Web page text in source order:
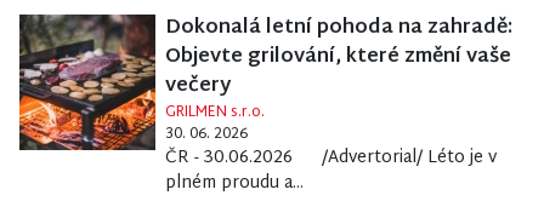
Dokonalá letní pohoda na zahradě:
Objevte grilování, které změní vaše
večery
GRILMEN s.r.o.
30. 06. 2026
ČR - 30.06.2026 /Advertorial/ Léto je v
plném proudu a...